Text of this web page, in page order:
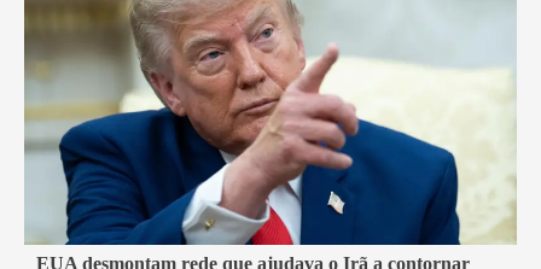
3 min read
EUA desmontam rede que ajudava o Irã a contornar